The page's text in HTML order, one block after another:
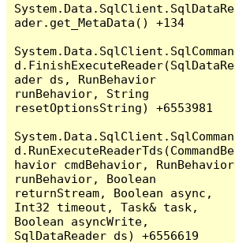
System.Data.SqlClient.SqlDataRe
ader.get_MetaData() +134
System.Data.SqlClient.SqlComman
d.FinishExecuteReader(SqlDataRe
ader ds, RunBehavior
runBehavior, String
resetOptionsString) +6553981
System.Data.SqlClient.SqlComman
d.RunExecuteReaderTds(CommandBe
havior cmdBehavior, RunBehavior
runBehavior, Boolean
returnStream, Boolean async,
Int32 timeout, Task& task,
Boolean asyncWrite,
SqlDataReader ds) +6556619